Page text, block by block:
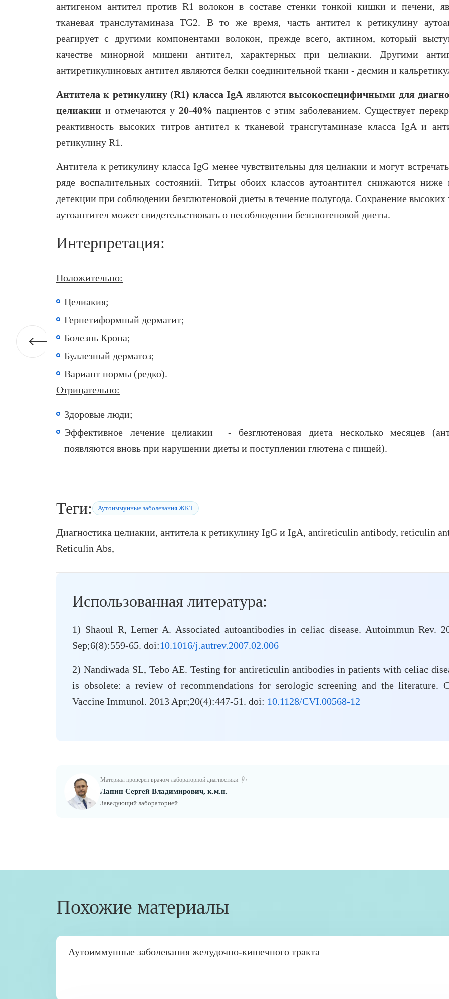
антигеном антител против R1 волокон в составе стенки тонкой кишки и печени,
тканевая транслутаминаза TG2. В то же время, часть антител к ретикулину
реагирует с другими компонентами волокон, прежде всего, актином, который
качестве минорной мишени антител, характерных при целиакии. Другими
антиретикулиновых антител являются белки соединительной ткани - десмин и
Антитела к ретикулину (R1) класса IgA являютсявысокоспецифичными для
целиакии и отмечаются у 20-40% пациентов с этим заболеванием. Существует
реактивность высоких титров антител к тканевой трансгутаминазе класса IgA и
ретикулину R1.
Антитела к ретикулину класса IgG менее чувствительны для целиакии и могут
ряде воспалительных состояний. Титры обоих классов аутоантител снижаются ниже
детекции при соблюдении безглютеновой диеты в течение полугода. Сохранение высоких
аутоантител может свидетельствовать о несоблюдении безглютеновой диеты.
Интерпретация:
Положительно:
Целиакия;
Герпетиформный дерматит;
Болезнь Крона;
Буллезный дерматоз;
Вариант нормы (редко).
Отрицательно:
Здоровые люди;
Эффективное лечение целиакии - безглютеновая диета несколько месяцев
появляются вновь при нарушении диеты и поступлении глютена с пищей).
Теги: Аутоиммунные заболевания ЖКТ
Диагностика целиакии, антитела к ретикулину IgG и IgA, antireticulin antibody, reticulin
Reticulin Abs,
Использованная литература:
1) Shaoul R, Lerner A. Associated autoantibodies in celiac disease. Autoimmun Rev.
Sep;6(8):559-65. doi:10.1016/j.autrev.2007.02.006
2) Nandiwada SL, Tebo AE. Testing for antireticulin antibodies in patients with celiac
is obsolete: a review of recommendations for serologic screening and the literature.
Vaccine Immunol. 2013 Apr;20(4):447-51. doi: 10.1128/CVI.00568-12
Материал проверен врачом лабораторной диагностики 🩺
Лапин Сергей Владимирович, к.м.н.
Заведующий лабораторией
Похожие материалы
Аутоиммунные заболевания желудочно-кишечного тракта